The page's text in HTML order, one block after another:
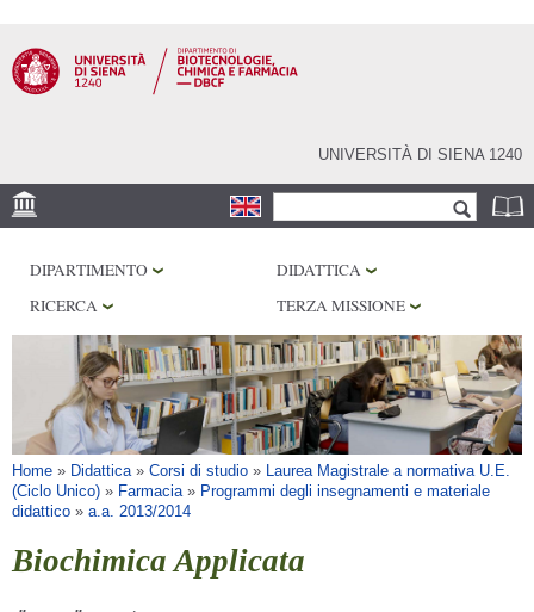
contenuto
principale
UNIVERSITÀ DI SIENA 1240
Form di ricerca
CENTRI DI RICERCA
LABORATORI
BIBLIOTECHE
SERVIZI
DIPARTIMENTO
DIDATTICA
RICERCA
TERZA MISSIONE
Tu sei qui
Home » Didattica» Corsi di studio » Laurea Magistrale a normativa U.E.
(Ciclo Unico) » Farmacia» Programmi degli insegnamenti e materiale
didattico » a.a. 2013/2014
Biochimica Applicata